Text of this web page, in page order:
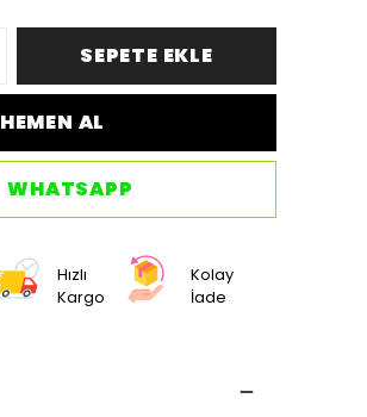
SEPETE EKLE
HEMEN AL
WHATSAPP
Hızlı
Kargo
Kolay
İade